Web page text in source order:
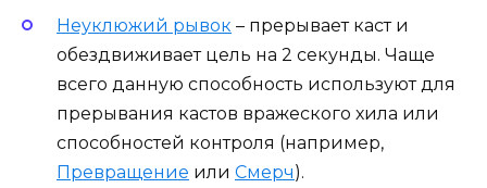
Неуклюжий рывок – прерывает каст и
обездвиживает цель на 2 секунды. Чаще
всего данную способность используют для
прерывания кастов вражеского хила или
способностей контроля (например,
Превращение или Смерч).